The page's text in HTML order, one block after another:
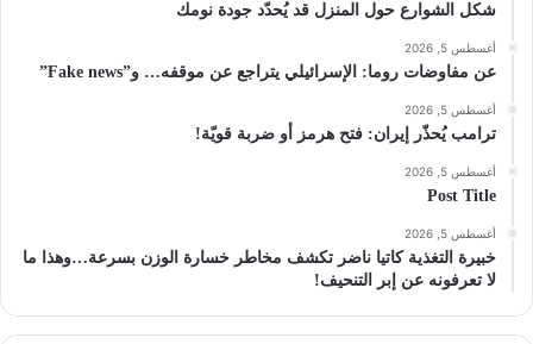
شكل الشوارع حول المنزل قد يُحدّد جودة نومك
أغسطس 5, 2026
عن مفاوضات روما: الإسرائيلي يتراجع عن موقفه… و”Fake news”
أغسطس 5, 2026
ترامب يُحذّر إيران: فتح هرمز أو ضربة قويّة!
أغسطس 5, 2026
Post Title
أغسطس 5, 2026
خبيرة التغذية كاتيا ناضر تكشف مخاطر خسارة الوزن بسرعة…وهذا ما
لا تعرفونه عن إبر التنحيف!